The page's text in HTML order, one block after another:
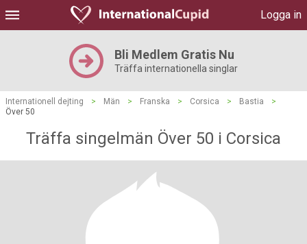
Logga in
Bli Medlem Gratis Nu
Träffa internationella singlar
Internationell dejting > Män > Franska > Corsica > Bastia
>
Över 50
Träffa singelmän Över 50 i Corsica